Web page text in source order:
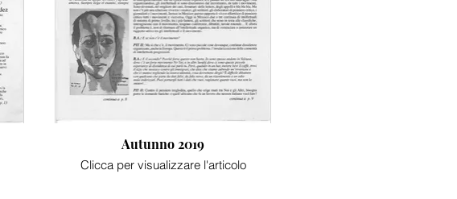
Autunno 2019
Clicca per visualizzare l'articolo